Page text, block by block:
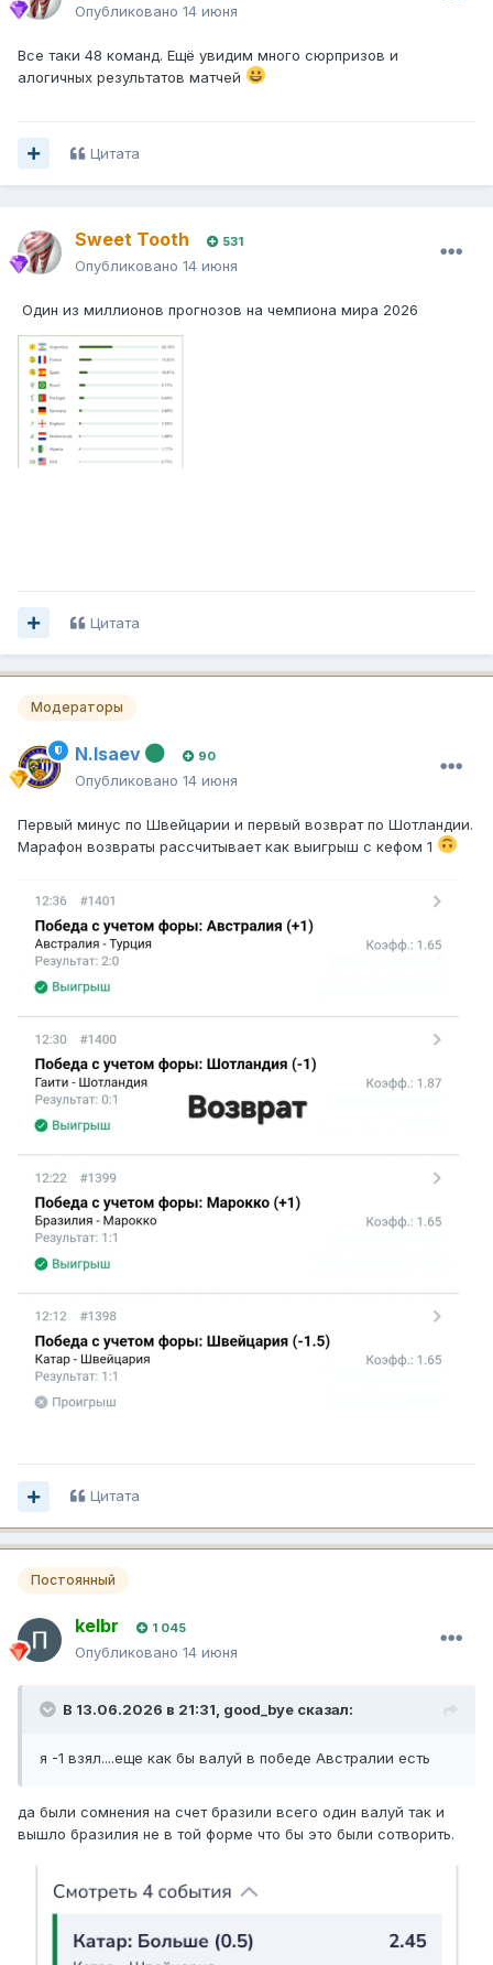
Опубликовано 14 июня
Все таки 48 команд. Ещё увидим много сюрпризов и
алогичных результатов матчей
Цитата
Sweet Tooth 531
Опубликовано 14 июня
Один из миллионов прогнозов на чемпиона мира 2026
Цитата
Модераторы
N.Isaev 90
Опубликовано 14 июня
Первый минус по Швейцарии и первый возврат по Шотландии.
Марафон возвраты рассчитывает как выигрыш с кефом 1
Цитата
Постоянный
kelbr 1 045
Опубликовано 14 июня
В 13.06.2026 в 21:31, good_bye сказал:
я -1 взял....еще как бы валуй в победе Австралии есть
да были сомнения на счет бразили всего один валуй так и
вышло бразилия не в той форме что бы это были сотворить.